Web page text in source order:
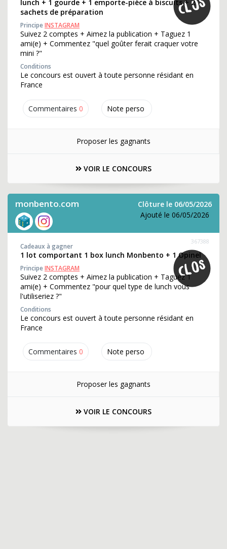
Commentaires 0 Note perso
lunch + 1 gourde + 1 emporte-pièce à biscuits + 2
sachets de préparation
PrincipeINSTAGRAM
Suivez 2 comptes + Aimez la publication + Taguez 1
ami(e) + Commentez "quel goûter ferait craquer votre
mini ?"
Conditions
Le concours est ouvert à toute personne résidant en
France
Proposer les gagnants
VOIR LE CONCOURS
monbento.com
Clôture le 06/05/2026
Ajouté le 06/05/2026
Commentaires 0 Note perso
367388
Cadeaux à gagner
1 lot comportant 1 box lunch Monbento + 1 Opinel
PrincipeINSTAGRAM
Suivez 2 comptes + Aimez la publication + Taguez 1
ami(e) + Commentez "pour quel type de lunch vous
l'utiliseriez ?"
Conditions
Le concours est ouvert à toute personne résidant en
France
Proposer les gagnants
VOIR LE CONCOURS